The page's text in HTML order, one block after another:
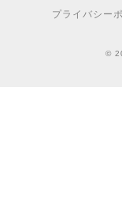
プライバシー
©